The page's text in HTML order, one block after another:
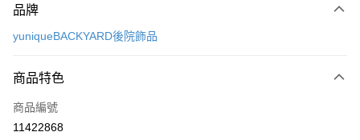
信用卡一次付款
3 期 0 利率 每期
合作金庫商業銀行
上海商業儲蓄銀行
合作金庫商業銀行
LINE Pay
品牌
yuniqueBACKYARD後院飾品
商品特色
商品編號
11422868